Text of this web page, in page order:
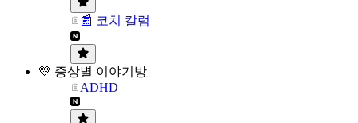
📰 코치 칼럼
💛 증상별 이야기방
ADHD